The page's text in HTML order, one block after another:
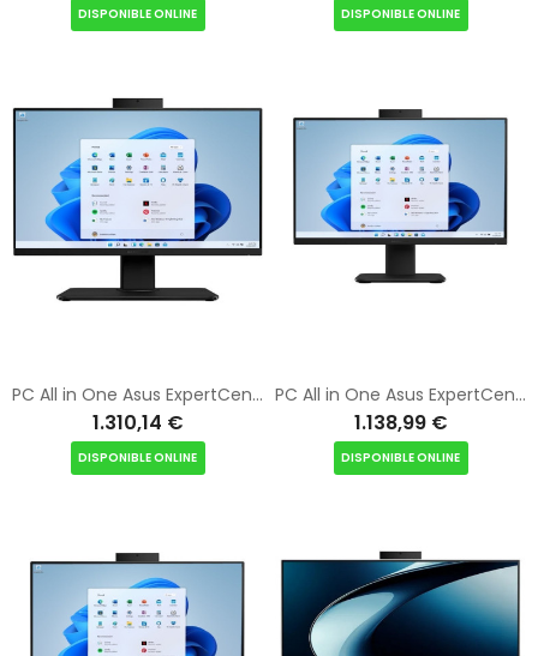
DISPONIBLE ONLINE DISPONIBLE ONLINE
PC All in One Asus ExpertCenter P600 PM670KA-BPE108X Ryzen AI 5 330/ 16GB/ 512GB SSD/ 27"/ Win11 Pro
1.310,14 €
DISPONIBLE ONLINE
PC All in One Asus ExpertCenter P400 P440VA-BPC022X Intel Core 7-240H/ 16GB/ 512GB SSD/ 23.8"/ Win11 Pro
1.138,99 €
DISPONIBLE ONLINE